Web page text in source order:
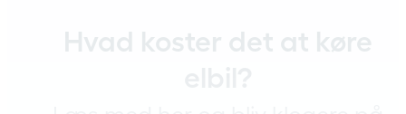
Hvad koster det at køre